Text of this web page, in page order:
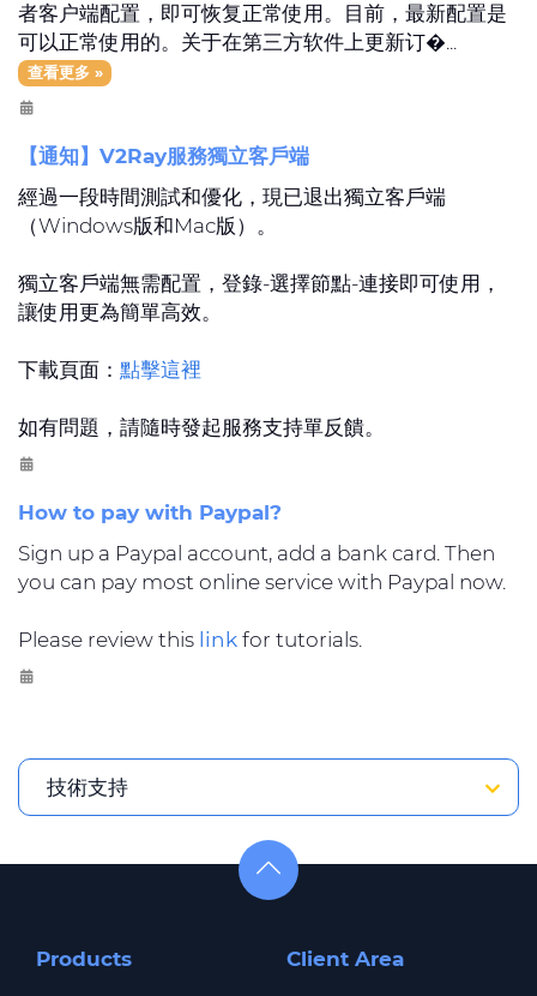
者客户端配置，即可恢复正常使用。目前，最新配置是
可以正常使用的。关于在第三方软件上更新订�...
查看更多 »
【通知】V2Ray服務獨立客戶端
經過一段時間測試和優化，現已退出獨立客戶端
（Windows版和Mac版）。
獨立客戶端無需配置，登錄-選擇節點-連接即可使用，
讓使用更為簡單高效。
下載頁面： 點擊這裡
如有問題，請隨時發起服務支持單反饋。
How to pay with Paypal?
Sign up a Paypal account, add a bank card. Then
you can pay most online service with Paypal now.
Please review this link for tutorials.
技術支持
Products Client Area